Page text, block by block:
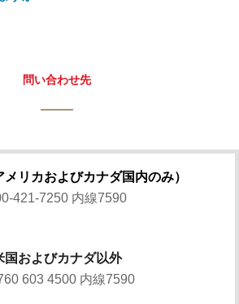
問い合わせ先
リカおよびカナダ国内のみ）
421-7250 内線7590
国およびカナダ以外
603 4500 内線7590